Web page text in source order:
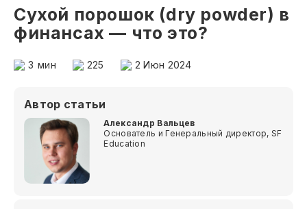
Сухой порошок (dry powder) в
финансах — что это?
3 мин 225 2 Июн 2024
Автор статьи
Александр Вальцев
Основатель и Генеральный директор, SF
Education